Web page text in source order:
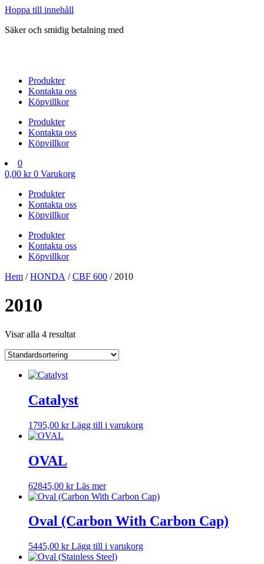
Hoppa till innehåll
Säker och smidig betalning med
Produkter
Kontakta oss
Köpvillkor
Produkter
Kontakta oss
Köpvillkor
0
0,00 kr 0 Varukorg
Produkter
Kontakta oss
Köpvillkor
Produkter
Kontakta oss
Köpvillkor
Hem /HONDA /CBF 600 / 2010
2010
Visar alla 4 resultat
Catalyst
1795,00 kr Lägg till i varukorg
OVAL
62845,00 kr Läs mer
Oval (Carbon With Carbon Cap)
5445,00 kr Lägg till i varukorg